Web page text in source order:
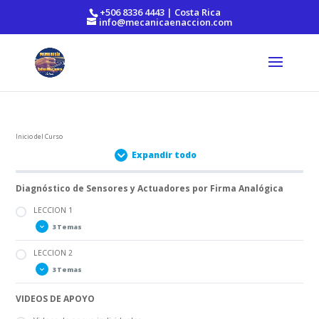
https://mecanicaenaccion.com/+506 8336 4443 | Costa Rica
info@mecanicaenaccion.com
Inicio del Curso
Expandir todo
Diagnóstico de Sensores y Actuadores por Firma Analógica
LECCION 1
3 Temas
PARTE A
PARTE B
LECCION 2
3 Temas
PARTE A
PARTE B
VIDEOS DE APOYO